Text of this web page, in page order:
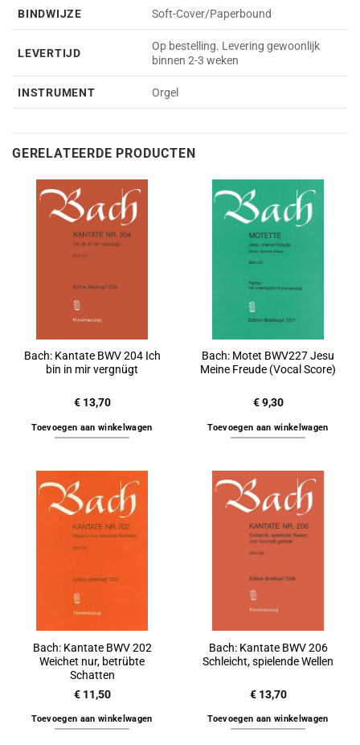
BINDWIJZE Soft-Cover/Paperbound
LEVERTIJD
Op bestelling. Levering gewoonlijk
binnen 2-3 weken
INSTRUMENT Orgel
GERELATEERDE PRODUCTEN
Bach: Kantate BWV 204 Ich
bin in mir vergnügt
€13,70
Toevoegen aan winkelwagen
Bach: Motet BWV227 Jesu
Meine Freude (Vocal Score)
€9,30
Toevoegen aan winkelwagen
Bach: Kantate BWV 202
Weichet nur, betrübte
Schatten
€11,50
Toevoegen aan winkelwagen
Bach: Kantate BWV 206
Schleicht, spielende Wellen
€13,70
Toevoegen aan winkelwagen